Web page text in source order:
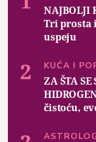
NAJBOLJI
Tri prosta
uspeju
KUĆA I
ZA ŠTA
čistoću,